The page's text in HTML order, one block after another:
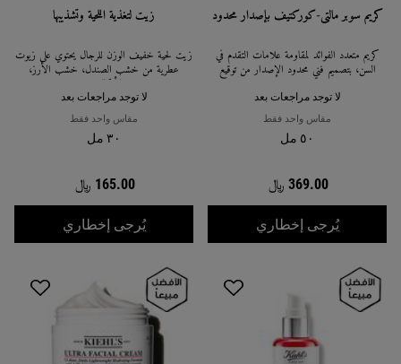
كريم سوبر مالتي-كوركتيف بإصدار محدود
كريم متعدد الفوائد لمقاومة علامات التقدّم في
السن، بتصميم فني محدود الإصدار من توقيع
إيسينوري.
لا توجد مراجعات بعد
مقاس واحد فقط
٥٠ مل
369.00 ﷼
يُرجى إخطاري
زيت لتغذية اللحية وتشذيبها
زيت لحيّة خفيف الوزن للرجال يحتوي على زيوت
عطرية من خشب الصندل، خشب الأرز،
والأوكالبتوس.
لا توجد مراجعات بعد
مقاس واحد فقط
٣٠ مل
165.00 ﷼
يُرجى إخطاري